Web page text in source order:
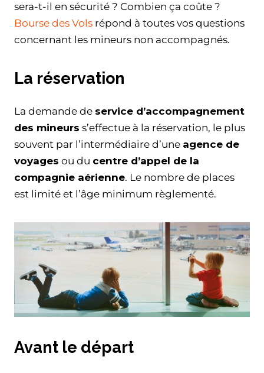
sera-t-il en sécurité ? Combien ça coûte ?
Bourse des Vols répond à toutes vos questions
concernant les mineurs non accompagnés.
La réservation
La demande de service d’accompagnement
des mineurs s’effectue à la réservation, le plus
souvent par l’intermédiaire d’une agence de
voyages ou du centre d’appel de la
compagnie aérienne. Le nombre de places
est limité et l’âge minimum règlementé.
Avant le départ